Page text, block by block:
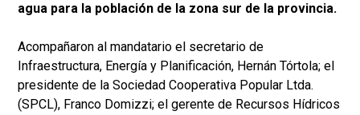
agua para la población de la zona sur de la provincia.
Acompañaron al mandatario el secretario de
Infraestructura, Energía y Planificación, Hernán Tórtola; el
presidente de la Sociedad Cooperativa Popular Ltda.
(SPCL), Franco Domizzi; el gerente de Recursos Hídricos